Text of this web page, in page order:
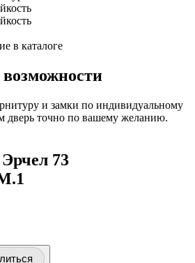
и замки по индивидуальному
дверь точно по вашему желанию.
73